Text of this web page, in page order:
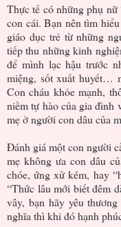
Thực tế có những phụ nữ
con cái. Bạn nên tìm
giáo dục trẻ từ những
tiếp thu những kinh
để mình lạc hậu trước
miệng, sốt xuất huyết…
Con cháu khỏe mạnh,
niềm tự hào của gia đình
mẹ ở người con dâu của
Đánh giá một con người
mẹ không ưa con dâu
chóe, ứng xử kém, hay
“Thức lâu mới biết đêm
vây, bạn hãy yêu
nghĩa thì khi đó hạnh